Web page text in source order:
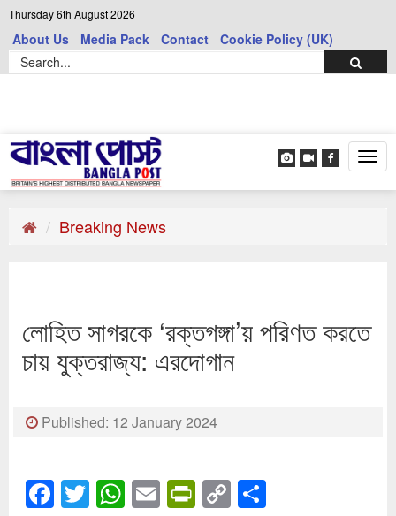
Thursday 6th August 2026
About Us Media Pack Contact Cookie Policy (UK)
Breaking News
লোহিত সাগরকে ‘রক্তগঙ্গা’য় পরিণত করতে
চায় যুক্তরাজ্য: এরদোগান
Published: 12 January 2024
Facebook
Twitter
WhatsApp
EmailPrintFriendly
Copy